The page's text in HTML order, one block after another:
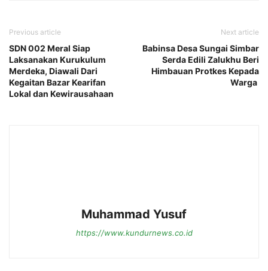
Previous article
SDN 002 Meral Siap
Laksanakan Kurukulum
Merdeka, Diawali Dari
Kegaitan Bazar Kearifan
Lokal dan Kewirausahaan
Next article
Babinsa Desa Sungai Simbar
Serda Edili Zalukhu Beri
Himbauan Protkes Kepada
Warga
Muhammad Yusuf
https://www.kundurnews.co.id